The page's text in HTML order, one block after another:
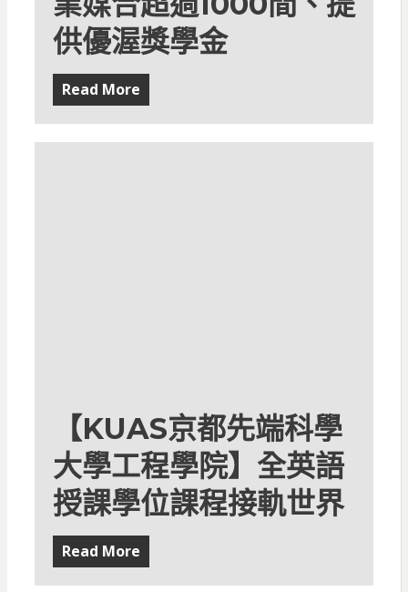
供優渥獎學金
Read More
【KUAS京都先端科學
大學工程學院】全英語
授課學位課程接軌世界
Read More